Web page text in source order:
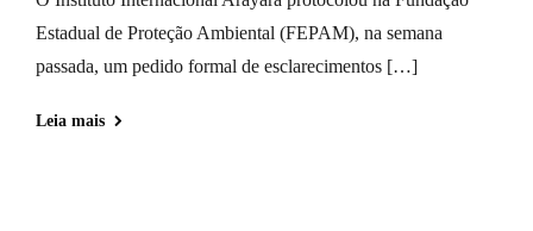
Estadual de Proteção Ambiental (FEPAM), na semana
passada, um pedido formal de esclarecimentos […]
Leia mais